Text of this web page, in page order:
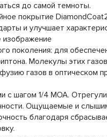
до самой темноты.
покрытие
и улучшает
изображение
поколения: для
Молекулы этих
газов в оптическом
шагом 1/4 MOA.
Ощущаемые и
благодаря